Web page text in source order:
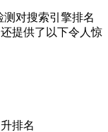
测对搜索引擎排名
提供了以下令人惊
排名